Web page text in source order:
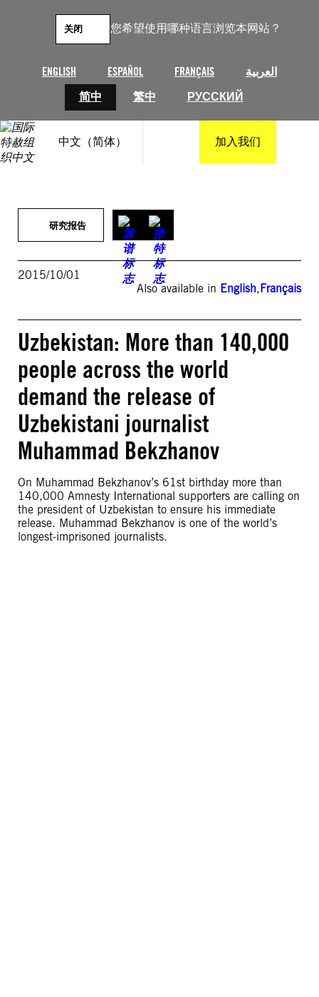
您希望使用哪种语言浏览本网站？
ENGLISH ESPAÑOL FRANÇAIS
العربية
简中
繁中 РУССКИЙ
关闭
中文（简体） 加入我们
研究报告
2015/10/01
Also available in English,Français
Uzbekistan: More than 140,000
people across the world
demand the release of
Uzbekistani journalist
Muhammad Bekzhanov
On Muhammad Bekzhanov’s 61st birthday more than
140,000 Amnesty International supporters are calling on
the president of Uzbekistan to ensure his immediate
release. Muhammad Bekzhanov is one of the world’s
longest-imprisoned journalists.